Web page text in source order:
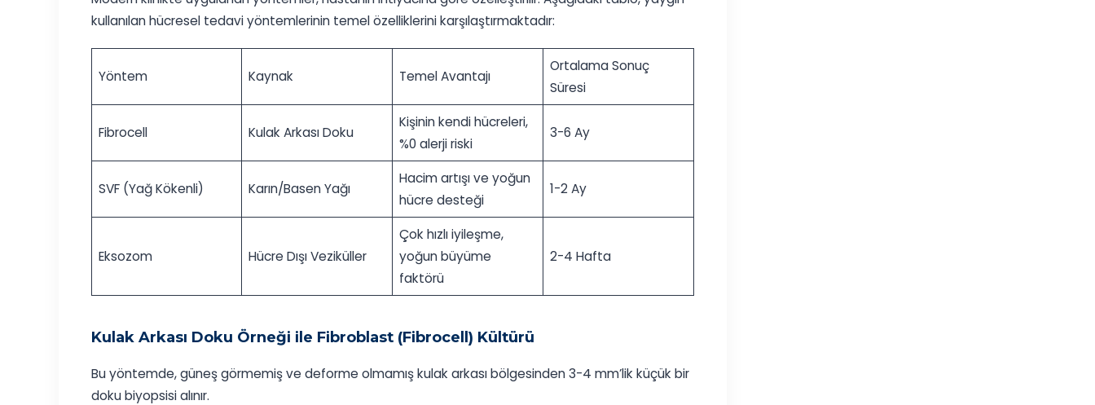
kullanılan hücresel tedavi yöntemlerinin temel özelliklerini karşılaştırmaktadır:
Yöntem Kaynak Temel Avantajı
Ortalama Sonuç
Süresi
Fibrocell Kulak Arkası Doku
Kişinin kendi hücreleri,
%0 alerji riski
3-6 Ay
SVF (Yağ Kökenli) Karın/Basen Yağı
Hacim artışı ve yoğun
hücre desteği
1-2 Ay
Eksozom Hücre Dışı Veziküller
Çok hızlı iyileşme,
yoğun büyüme
faktörü
2-4 Hafta
Kulak Arkası Doku Örneği ile Fibroblast (Fibrocell) Kültürü
Bu yöntemde, güneş görmemiş ve deforme olmamış kulak arkası bölgesinden 3-4 mm’lik küçük bir
doku biyopsisi alınır.